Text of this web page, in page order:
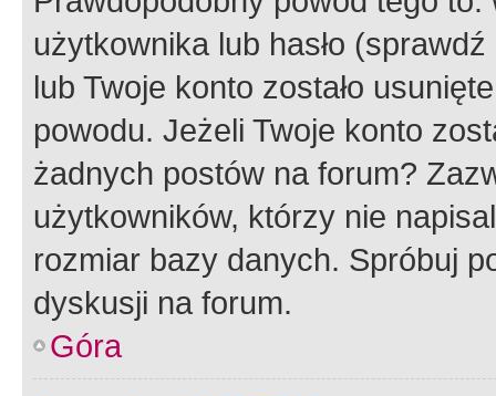
użytkownika lub hasło
lub Twoje konto zostało
powodu. Jeżeli Twoje konto
żadnych postów na forum?
użytkowników, którzy nie
rozmiar bazy danych. Spróbuj
dyskusji na forum.
Góra